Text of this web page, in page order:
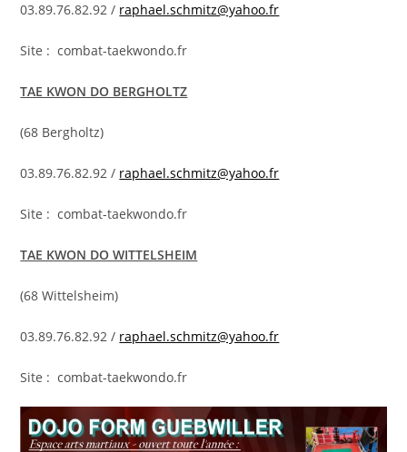
03.89.76.82.92 / raphael.schmitz@yahoo.fr
Site : combat-taekwondo.fr
TAE KWON DO BERGHOLTZ
(68 Bergholtz)
03.89.76.82.92 / raphael.schmitz@yahoo.fr
Site : combat-taekwondo.fr
TAE KWON DO WITTELSHEIM
(68 Wittelsheim)
03.89.76.82.92 / raphael.schmitz@yahoo.fr
Site : combat-taekwondo.fr